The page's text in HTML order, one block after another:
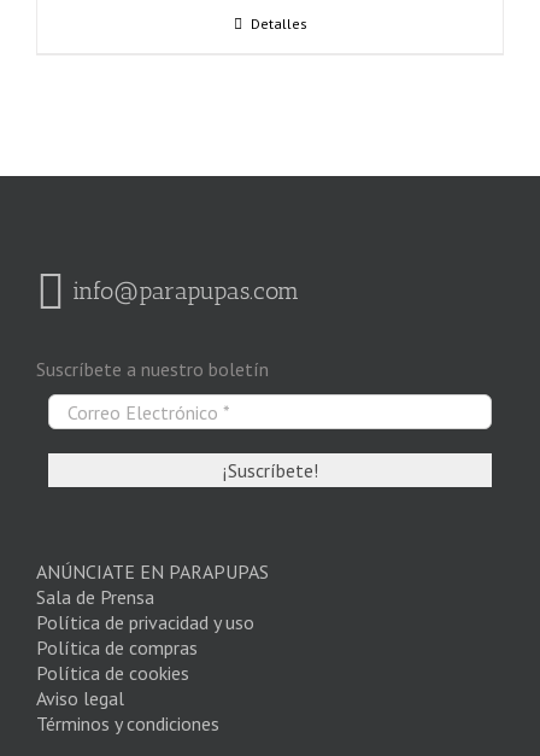
Detalles
info@parapupas.com
Suscríbete a nuestro boletín
ANÚNCIATE EN PARAPUPAS
Sala de Prensa
Política de privacidad y uso
Política de compras
Política de cookies
Aviso legal
Términos y condiciones